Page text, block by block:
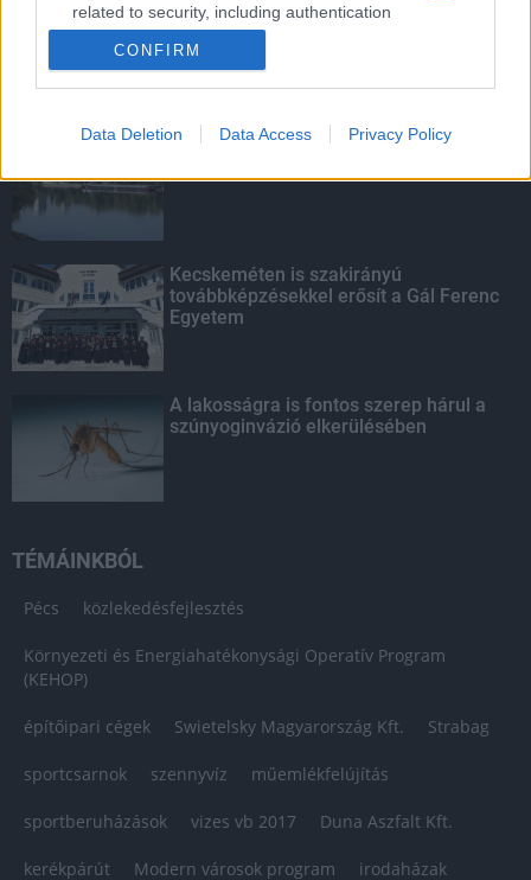
related to security, including authentication
functionality and fraud prevention, and other
user protection.
CONFIRM
Data Deletion Data Access Privacy Policy
Megérkezett az eső a Duna
Kecskeméten is szakirányú
továbbképzésekkel erősít a Gál Ferenc
Egyetem
A lakosságra is fontos szerep hárul a
szúnyoginvázió elkerülésében
TÉMÁINKBÓL
Pécs közlekedésfejlesztés
Környezeti és Energiahatékonysági Operatív Program
(KEHOP)
építőipari cégek Swietelsky Magyarország Kft. Strabag
sportcsarnok szennyvíz műemlékfelújítás
sportberuházások vizes vb 2017 Duna Aszfalt Kft.
kerékpárút Modern városok program irodaházak